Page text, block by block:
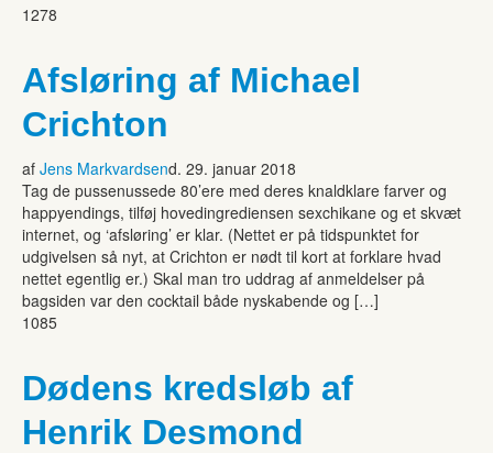
1278
Afsløring af Michael
Crichton
af Jens Markvardsend. 29. januar 2018
Tag de pussenussede 80’ere med deres knaldklare farver og
happyendings, tilføj hovedingrediensen sexchikane og et skvæt
internet, og ‘afsløring’ er klar. (Nettet er på tidspunktet for
udgivelsen så nyt, at Crichton er nødt til kort at forklare hvad
nettet egentlig er.) Skal man tro uddrag af anmeldelser på
bagsiden var den cocktail både nyskabende og […]
1085
Dødens kredsløb af
Henrik Desmond